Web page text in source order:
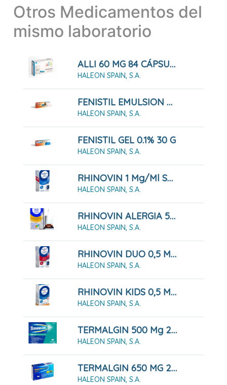
Otros Medicamentos del
mismo laboratorio
ALLI 60 MG 84 CÁPSULAS DURAS
HALEON SPAIN, S.A.
FENISTIL EMULSION 8 ML ROLL-ON
HALEON SPAIN, S.A.
FENISTIL GEL 0.1% 30 G
HALEON SPAIN, S.A.
RHINOVIN 1 Mg/ml SPRAY NASAL 10 ML
HALEON SPAIN, S.A.
RHINOVIN ALERGIA 50 MICROGRAMOS/PULVERIZACION SUSPENSION PARA PULVERIZACION NASAL, 60 Pulverizaciones
HALEON SPAIN, S.A.
RHINOVIN DUO 0,5 MG/ML+ 0.6 MG/ML PULVERIZACION NASAL , 10 Ml
HALEON SPAIN, S.A.
RHINOVIN KIDS 0,5 Mg/ml GOTAS NASALES 10ML
HALEON SPAIN, S.A.
TERMALGIN 500 Mg 24 COMPRIMIDOS RECUBIERTOS
HALEON SPAIN, S.A.
TERMALGIN 650 MG 20 COMPRIMIDOS
HALEON SPAIN, S.A.